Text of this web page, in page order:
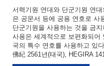
서력기원 연대와 단군기원 연
은 공문서 등에 공용 연호로 사
단군기원을 사용하는 것을 금
사용은 세계적으로 보편화되
국의 특수 연호를 사용하고 있
佛紀 2561년(태국), HEGIRA